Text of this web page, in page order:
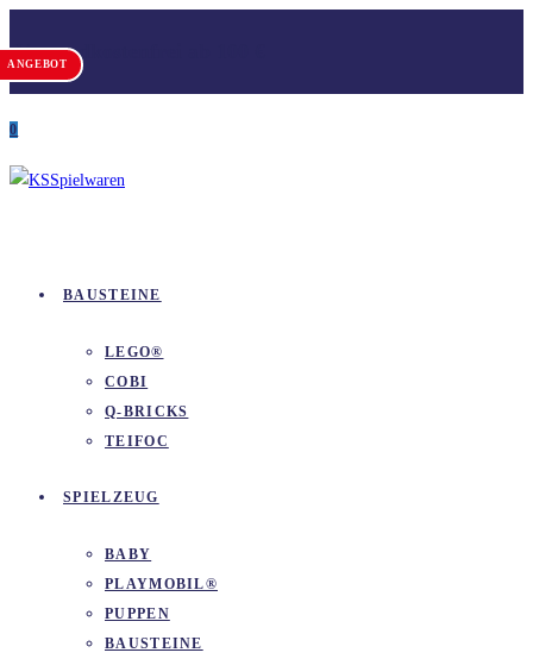
Inhalt
springen
Versandkostenfrei ab 100 €
0
BAUSTEINE
LEGO®
COBI
Q-BRICKS
TEIFOC
SPIELZEUG
BABY
PLAYMOBIL®
PUPPEN
BAUSTEINE
ANGEBOT